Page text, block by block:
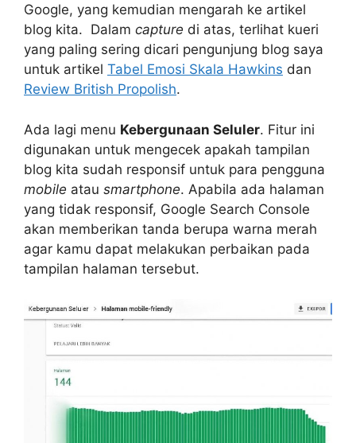
Google, yang kemudian mengarah ke artikel
blog kita. Dalam capture di atas, terlihat kueri
yang paling sering dicari pengunjung blog saya
untuk artikel Tabel Emosi Skala Hawkins dan
Review British Propolish.
Ada lagi menu Kebergunaan Seluler. Fitur ini
digunakan untuk mengecek apakah tampilan
blog kita sudah responsif untuk para pengguna
mobile atau smartphone. Apabila ada halaman
yang tidak responsif, Google Search Console
akan memberikan tanda berupa warna merah
agar kamu dapat melakukan perbaikan pada
tampilan halaman tersebut.